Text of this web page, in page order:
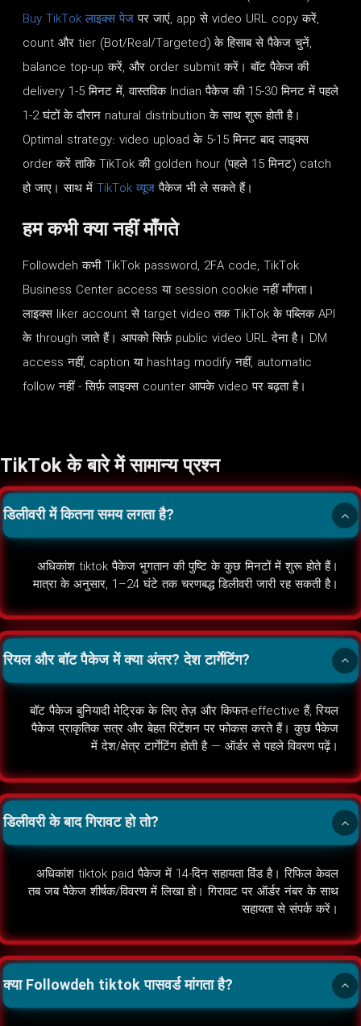
Buy TikTok लाइक्स पेजपर जाएं, app से video URL copy करें,
count और tier (Bot/Real/Targeted) के हिसाब से पैकेज चुनें,
balance top-up करें, और order submit करें। बॉट पैकेज की
delivery 1-5 मिनट में, वास्तविक Indian पैकेज की 15-30 मिनट में पहले
1-2 घंटों के दौरान natural distribution के साथ शुरू होती है।
Optimal strategy: video upload के 5-15 मिनट बाद लाइक्स
order करें ताकि TikTok की golden hour (पहले 15 मिनट) catch
हो जाए। साथ में TikTok व्यूजपैकेज भी ले सकते हैं।
हम कभी क्या नहीं माँगते
Followdeh कभी TikTok password, 2FA code, TikTok
Business Center access या session cookie नहीं माँगता।
लाइक्स liker account से target video तक TikTok के पब्लिक API
के through जाते हैं। आपको सिर्फ़ public video URL देना है। DM
access नहीं, caption या hashtag modify नहीं, automatic
follow नहीं - सिर्फ़ लाइक्स counter आपके video पर बढ़ता है।
TikTok के बारे में सामान्य प्रश्न
डिलीवरी में कितना समय लगता है?
अधिकांश tiktok पैकेज भुगतान की पुष्टि के कुछ मिनटों में शुरू होते हैं।
मात्रा के अनुसार, 1–24 घंटे तक चरणबद्ध डिलीवरी जारी रह सकती है।
रियल और बॉट पैकेज में क्या अंतर? देश टार्गेटिंग?
बॉट पैकेज बुनियादी मेट्रिक के लिए तेज़ और किफत-effective हैं; रियल
पैकेज प्राकृतिक सत्र और बेहत रिटेंशन पर फोकस करते हैं। कुछ पैकेज
में देश/क्षेत्र टार्गेटिंग होती है — ऑर्डर से पहले विवरण पढ़ें।
डिलीवरी के बाद गिरावट हो तो?
अधिकांश tiktok paid पैकेज में 14-दिन सहायता विंंड है। रिफिल केवल
तब जब पैकेज शीर्षक/विवरण में लिखा हो। गिरावट पर ऑर्डर नंबर के साथ
सहायता से संपर्क करें।
क्या Followdeh tiktok पासवर्ड मांगता है?